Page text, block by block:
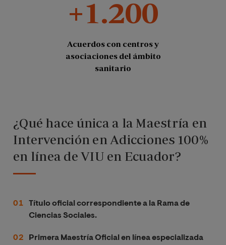
+1.200
Acuerdos con centros y
asociaciones del ámbito
sanitario
¿Qué hace única a la Maestría en
Intervención en Adicciones 100%
en línea de VIU en Ecuador?
Título oficial correspondiente a la Rama de
Ciencias Sociales.
Primera Maestría Oficial en línea especializada